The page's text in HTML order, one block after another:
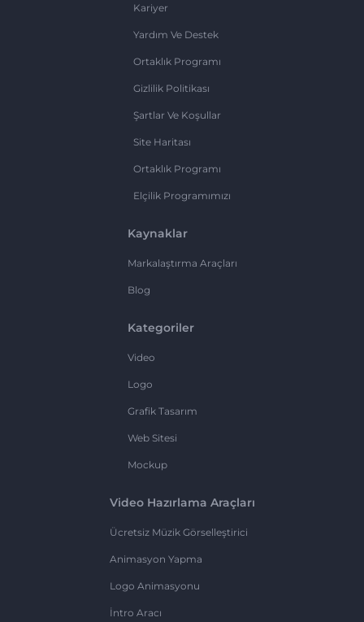
Kariyer
Yardım Ve Destek
Ortaklık Programı
Gizlilik Politikası
Şartlar Ve Koşullar
Site Haritası
Ortaklık Programı
Elçilik Programımızı
Kaynaklar
Markalaştırma Araçları
Blog
Kategoriler
Video
Logo
Grafik Tasarım
Web Sitesi
Mockup
Video Hazırlama Araçları
Ücretsiz Müzik Görselleştirici
Animasyon Yapma
Logo Animasyonu
İntro Aracı